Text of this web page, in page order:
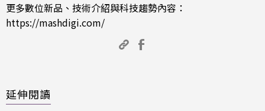
更多數位新品、技術介紹與科技趨勢內容：
https://mashdigi.com/
延伸閱讀